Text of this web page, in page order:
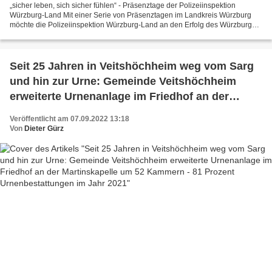
„sicher leben, sich sicher fühlen“ - Präsenztage der Polizeiinspektion
Würzburg-Land Mit einer Serie von Präsenztagen im Landkreis Würzburg
möchte die Polizeiinspektion Würzburg-Land an den Erfolg des Würzburger
Seit 25 Jahren in Veitshöchheim weg vom Sarg
und hin zur Urne: Gemeinde Veitshöchheim
erweiterte Urnenanlage im Friedhof an der
Urnenbestattungen im Jahr 2021
Veröffentlicht am 07.09.2022 13:18
Von Dieter Gürz